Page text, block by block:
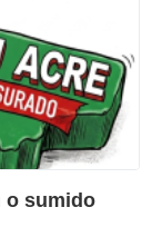
o sumido